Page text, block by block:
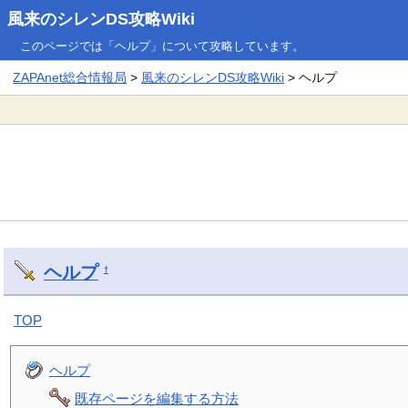
風来のシレンDS攻略Wiki
このページでは「ヘルプ」について攻略しています。
ZAPAnet総合情報局 > 風来のシレンDS攻略Wiki > ヘルプ
ヘルプ †
TOP
ヘルプ
既存ページを編集する方法